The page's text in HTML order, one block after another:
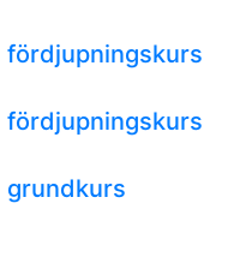
fördjupningskurs
fördjupningskurs
grundkurs